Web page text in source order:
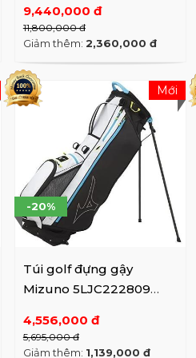
học. Những chiếc
cấp cho khách
giống nhau. Đó là
9,440,000 đ
11,800,000 đ
Giảm thêm: 2,360,000 đ
Túi golf đựng gậy
Mizuno 5LJC222809
4,556,000 đ
5,695,000 đ
-20%
Giảm thêm: 1,139,000 đ
Mới